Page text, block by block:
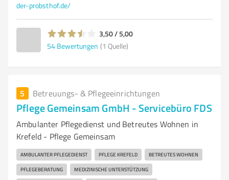
der-probsthof.de/
3,50 / 5,00
54 Bewertungen (1 Quelle)
5 Betreuungs- & Pflegeeinrichtungen
Pflege Gemeinsam GmbH - Servicebüro FDS
Ambulanter Pflegedienst und Betreutes Wohnen in
Krefeld - Pflege Gemeinsam
AMBULANTER PFLEGEDIENST PFLEGE KREFELD BETREUTES WOHNEN
PFLEGEBERATUNG MEDIZINISCHE UNTERSTÜTZUNG